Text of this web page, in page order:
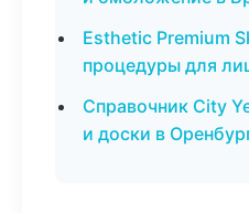
Esthetic Premium
процедуры для
Справочник City
и доски в